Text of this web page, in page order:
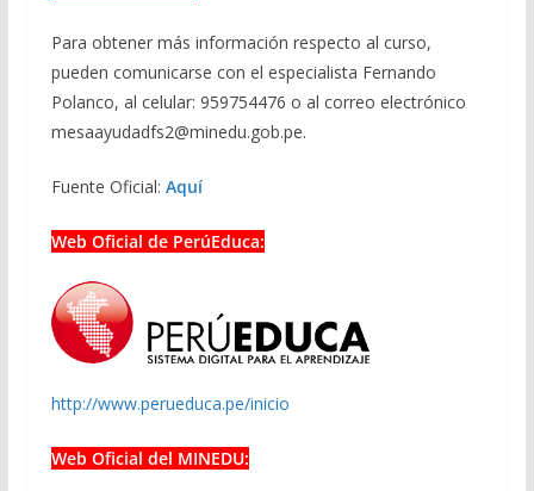
Para obtener más información respecto al curso,
pueden comunicarse con el especialista Fernando
Polanco, al celular: 959754476 o al correo electrónico
mesaayudadfs2@minedu.gob.pe.
Fuente Oficial: Aquí
Web Oficial de PerúEduca:
http://www.perueduca.pe/inicio
Web Oficial del MINEDU: